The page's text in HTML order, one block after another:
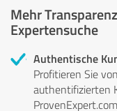
Mehr
Expertensuche
Authentische
Profitieren Sie
authentifizierten